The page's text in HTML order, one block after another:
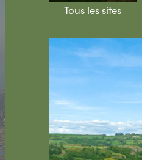
Tous les sites